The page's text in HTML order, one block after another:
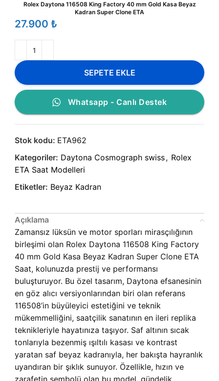
Rolex Daytona 116508 King Factory 40 mm Gold Kasa Beyaz
Kadran Super Clone ETA
₺
SEPETE EKLE
Whatsapp - Canlı Destek
Stok kodu: ETA962
Kategoriler: Daytona Cosmograph swiss, Rolex
ETA Saat Modelleri
Etiketler: Beyaz Kadran
Açıklama
Zamansız lüksün ve motor sporları mirasçılığının
birleşimi olan Rolex Daytona 116508 King Factory
40 mm Gold Kasa Beyaz Kadran Super Clone ETA
Saat, kolunuzda prestij ve performansı
buluşturuyor. Bu özel tasarım, Daytona efsanesinin
en göz alıcı versiyonlarından biri olan referans
116508’in büyüleyici estetiğini ve teknik
mükemmelliğini, saatçilik sanatının en ileri replika
teknikleriyle hayatınıza taşıyor. Saf altının sıcak
tonlarıyla bezenmiş ışıltılı kasası ve kontrast
yaratan saf beyaz kadranıyla, her bakışta hayranlık
uyandıran bir şıklık sunuyor. Özellikle, hızın ve
zarafetin sembolü olan bu model, gündelik